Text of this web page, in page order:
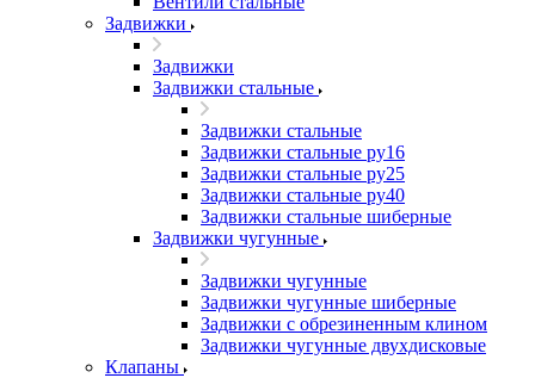
Задвижки
Задвижки
Задвижки стальные
Задвижки стальные
Задвижки стальные ру16
Задвижки стальные ру25
Задвижки стальные ру40
Задвижки стальные шиберные
Задвижки чугунные
Задвижки чугунные
Задвижки чугунные шиберные
Задвижки с обрезиненным клином
Задвижки чугунные двухдисковые
Клапаны